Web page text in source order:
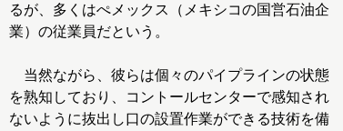
るが、多くはぺメックス（メキシコの国営石油企
業）の従業員だという。
当然ながら、彼らは個々のパイプラインの状態
を熟知しており、コントールセンターで感知され
ないように抜出し口の設置作業ができる技術を備